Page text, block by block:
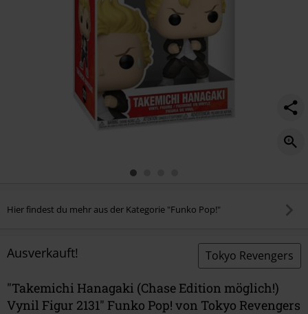
Hier findest du mehr aus der Kategorie "Funko Pop!"
Ausverkauft! Tokyo Revengers
"Takemichi Hanagaki (Chase Edition möglich!)
Vynil Figur 2131" Funko Pop! von Tokyo Revengers